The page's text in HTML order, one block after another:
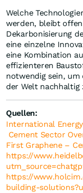
Welche
werden, bleibt
Dekarbonisierung
eine einzelne
eine Kombination
effizienteren
notwendig sein, um
der Welt nachhaltig
Quellen:
International
Cement Sector
First Graphene –
https://
https://
building-